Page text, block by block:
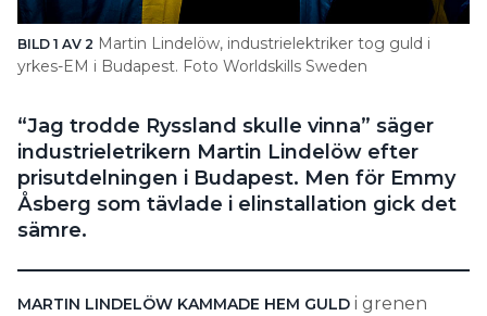
Search for:
SEARCH
BILD 1 AV 2 Martin Lindelöw, industrielektriker tog guld i
yrkes-EM i Budapest. Foto Worldskills Sweden
“Jag trodde Ryssland skulle vinna” säger
industrieletrikern Martin Lindelöw efter
prisutdelningen i Budapest. Men för Emmy
Åsberg som tävlade i elinstallation gick det
sämre.
MARTIN LINDELÖW KAMMADE HEM GULD i grenen